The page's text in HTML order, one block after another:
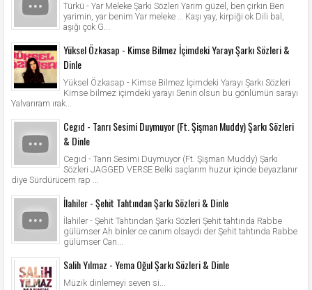
Türkü - Yar Meleke Şarkı Sözleri Yarim güzel, ben çirkin Ben
yarimin, yar benim Yar meleke … Kaşı yay, kirpiği ok Dili bal,
aşığı çok G...
Yüksel Özkasap - Kimse Bilmez İçimdeki Yarayı Şarkı Sözleri &
Dinle
Yüksel Özkasap - Kimse Bilmez İçimdeki Yarayı Şarkı Sözleri
Kimse bilmez içimdeki yarayı Senin olsun bu gönlümün sarayı
Yalvarıram ırak...
Cegıd - Tanrı Sesimi Duymuyor (Ft. Şişman Muddy) Şarkı Sözleri
& Dinle
Cegıd - Tanrı Sesimi Duymuyor (Ft. Şişman Muddy) Şarkı
Sözleri JAGGED VERSE Belki saçlarım huzur içinde beyazlanır
diye Sürdürücem rap ...
İlahiler - Şehit Tahtından Şarkı Sözleri & Dinle
İlahiler - Şehit Tahtından Şarkı Sözleri Şehit tahtında Rabbe
gülümser Ah binler ce canım olsaydı der Şehit tahtında Rabbe
gülümser Can...
Salih Yılmaz - Yema Oğul Şarkı Sözleri & Dinle
Müzik dinlemeyi seven si...